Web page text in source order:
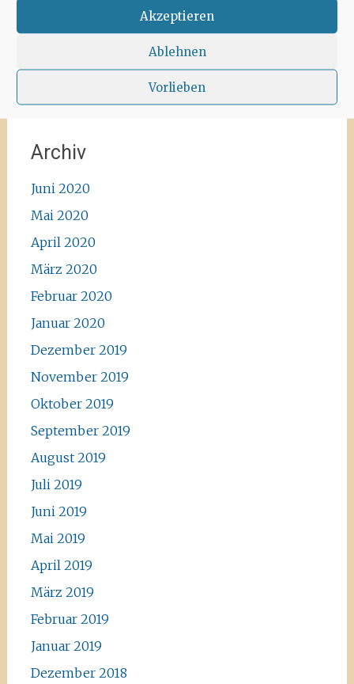
Akzeptieren
Ablehnen
Vorlieben
#green #road #outside #santaagnea #nature
#enjoylife #ibizadiary, Santa Agnès de Corona
Archiv
Juni 2020
Mai 2020
April 2020
März 2020
Februar 2020
Januar 2020
Dezember 2019
November 2019
Oktober 2019
September 2019
August 2019
Juli 2019
Juni 2019
Mai 2019
April 2019
März 2019
Februar 2019
Januar 2019
Dezember 2018